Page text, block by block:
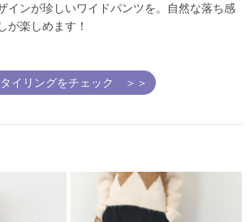
インが珍しいワイドパンツを。自然な落ち感
が楽しめます！
イリングをチェック ＞＞